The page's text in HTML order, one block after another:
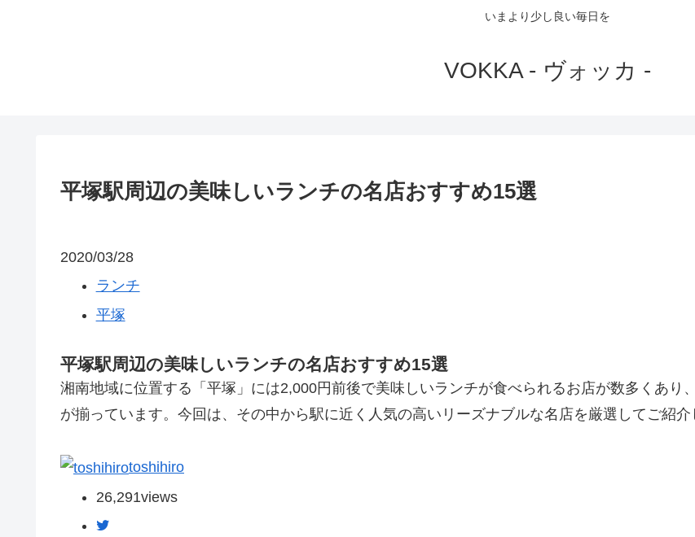
いまより少し良い毎日を
VOKKA - ヴォッカ -
平塚駅周辺の美味しいランチの名店おすすめ15選
2020/03/28
ランチ
平塚
平塚駅周辺の美味しいランチの名店おすすめ15選
湘南地域に位置する「平塚」には2,000円前後で美味しいランチが食べられるお店が数多くあり
が揃っています。今回は、その中から駅に近く人気の高いリーズナブルな名店を厳選してご紹
toshihiro
26,291views